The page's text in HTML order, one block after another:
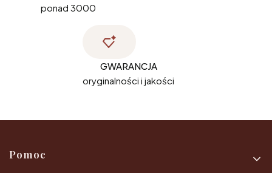
ponad 3000
GWARANCJA
oryginalności i jakości
Linki w stopce
Pomoc